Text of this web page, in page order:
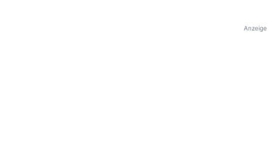
Anzeige